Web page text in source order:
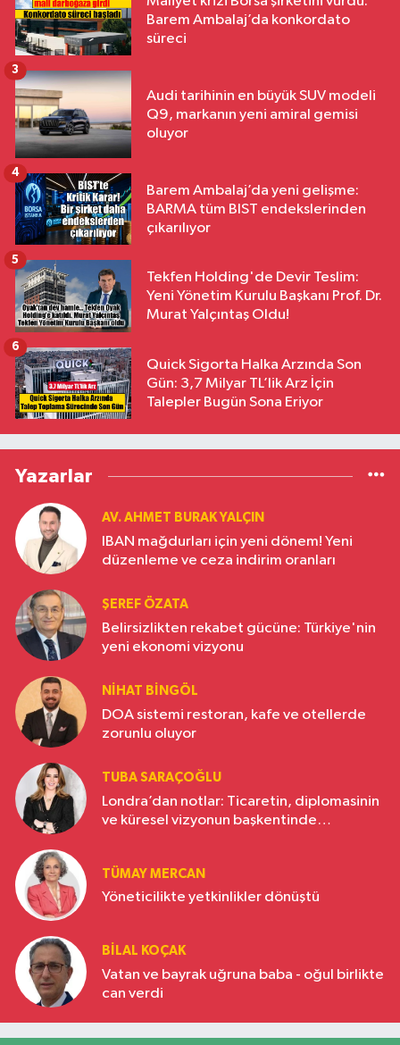
Barem Ambalaj’da konkordato
süreci
Audi tarihinin en büyük SUV modeli
Q9, markanın yeni amiral gemisi
oluyor
3
Barem Ambalaj’da yeni gelişme:
BARMA tüm BIST endekslerinden
çıkarılıyor
4
Tekfen Holding'de Devir Teslim:
Yeni Yönetim Kurulu Başkanı Prof. Dr.
Murat Yalçıntaş Oldu!
5
Quick Sigorta Halka Arzında Son
Gün: 3,7 Milyar TL’lik Arz İçin
Talepler Bugün Sona Eriyor
6
Yazarlar
AV. AHMET BURAK YALÇIN
IBAN mağdurları için yeni dönem! Yeni
düzenleme ve ceza indirim oranları
ŞEREF ÖZATA
Belirsizlikten rekabet gücüne: Türkiye'nin
yeni ekonomi vizyonu
NIHAT BINGÖL
DOA sistemi restoran, kafe ve otellerde
zorunlu oluyor
TUBA SARAÇOĞLU
Londra’dan notlar: Ticaretin, diplomasinin
ve küresel vizyonun başkentinde
TÜMAY MERCAN
Yöneticilikte yetkinlikler dönüştü
BILAL KOÇAK
Vatan ve bayrak uğruna baba - oğul birlikte
can verdi